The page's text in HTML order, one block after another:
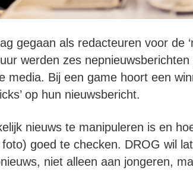
gegaan als redacteuren voor de
werden zes
media. Bij een game hoort een
op hun nieuwsbericht.
nieuws te manipuleren is en
goed te checken. DROG wil
niet alleen aan jongeren,